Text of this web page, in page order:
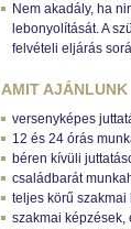
Nem akadály, ha
lebonyolítását. A
felvételi eljárás
AMIT AJÁNLUNK
versenyképes
12 és 24 órás
béren kívüli
családbarát
teljes körű szakmai
szakmai